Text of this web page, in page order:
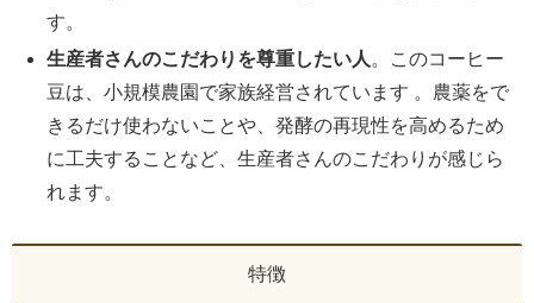
す。
生産者さんのこだわりを尊重したい人 。このコーヒー
豆は、小規模農園で家族経営されています 。農薬をで
きるだけ使わないことや、発酵の再現性を高めるため
に工夫することなど、生産者さんのこだわりが感じら
れます。
特徴